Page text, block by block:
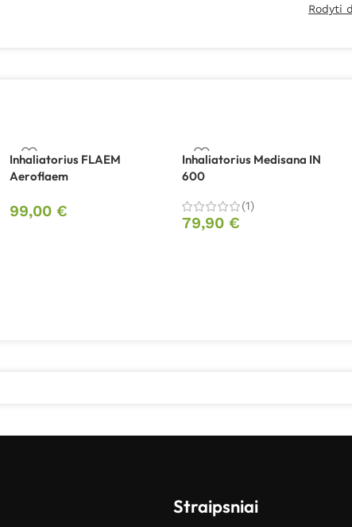
Rodyti
Inhaliatorius FLAEM
Aeroflaem
99,00 €
Inhaliatorius Medisana IN
600
(1)
79,90 €
Straipsniai